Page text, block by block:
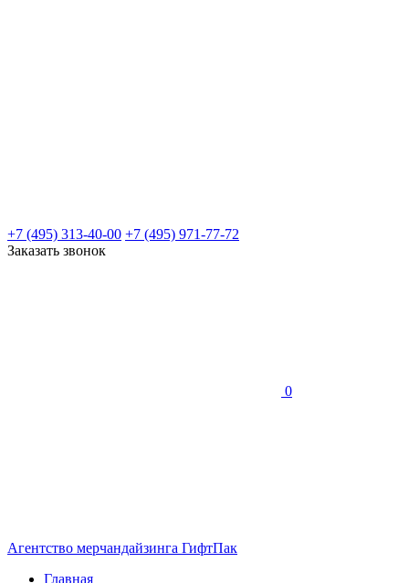
+7 (495) 313-40-00 +7 (495) 971-77-72
Заказать звонок
0
Агентство мерчандайзинга ГифтПак
Главная